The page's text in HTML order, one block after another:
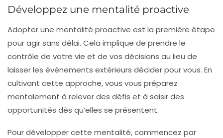
Développez une mentalité proactive
Adopter une mentalité proactive est la première étape
pour agir sans délai. Cela implique de prendre le
contrôle de votre vie et de vos décisions au lieu de
laisser les événements extérieurs décider pour vous. En
cultivant cette approche, vous vous préparez
mentalement à relever des défis et à saisir des
opportunités dès qu’elles se présentent.
Pour développer cette mentalité, commencez par